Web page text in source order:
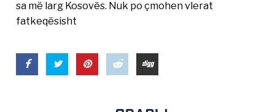
sa më larg Kosovës. Nuk po çmohen vlerat
fatkeqësisht